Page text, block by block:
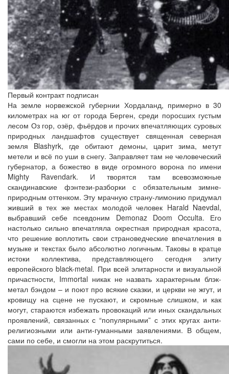
Первый контракт подписан
На земле норвежской губернии Хордаланд, примерно в 30
километрах на юг от города Берген, среди поросших густым
лесом Оз гор, озёр, фьёрдов и прочих впечатляющих суровых
природных ландшафтов существует священная северная
земля Blashyrk, где обитают демоны, царит зима, метут
метели и всё по уши в снегу. Заправляет там не человеческий
губернатор, а божество в виде огромного ворона по имени
Mighty Ravendark. И творятся там всевозможные
скандинавские фэнтези-разборки с обязательным зимне-
природным оттенком. Эту мрачную страну-лимонию придумал
живший в тех же местах молодой человек Harald Naevdal,
выбравший себе псевдоним Demonaz Doom Occulta. Его
настолько сильно впечатляла окрестная природная красота,
что решение воплотить свои страноведческие впечатления в
музыке и текстах было абсолютно логичным. Таковы в кратце
истоки коллектива, представляющего сегодня элиту
европейского black-metal. При всей элитарности и визуальной
причастности, Immortal никак не назвать характерным блэк-
метал бэндом – и поют про всякие сказки, и церкви не жгут, и
кровищу на сцене не пускают, и скромные слишком, и как
могут, стараются избежать провокаций или иных скандальных
проявлений, связанных с “популярными” с этих кругах анти-
религиозными или анти-гуманными заявлениями. В общем,
сами по себе, и смогли на этом раскрутиться.